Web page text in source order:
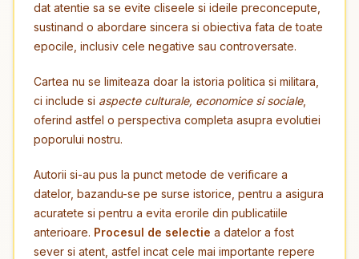
dat atentie sa se evite cliseele si ideile preconcepute,
sustinand o abordare sincera si obiectiva fata de toate
epocile, inclusiv cele negative sau controversate.
Cartea nu se limiteaza doar la istoria politica si militara,
ci include si aspecte culturale, economice si sociale,
oferind astfel o perspectiva completa asupra evolutiei
poporului nostru.
Autorii si-au pus la punct metode de verificare a
datelor, bazandu-se pe surse istorice, pentru a asigura
acuratete si pentru a evita erorile din publicatiile
anterioare. Procesul de selectie a datelor a fost
sever si atent, astfel incat cele mai importante repere